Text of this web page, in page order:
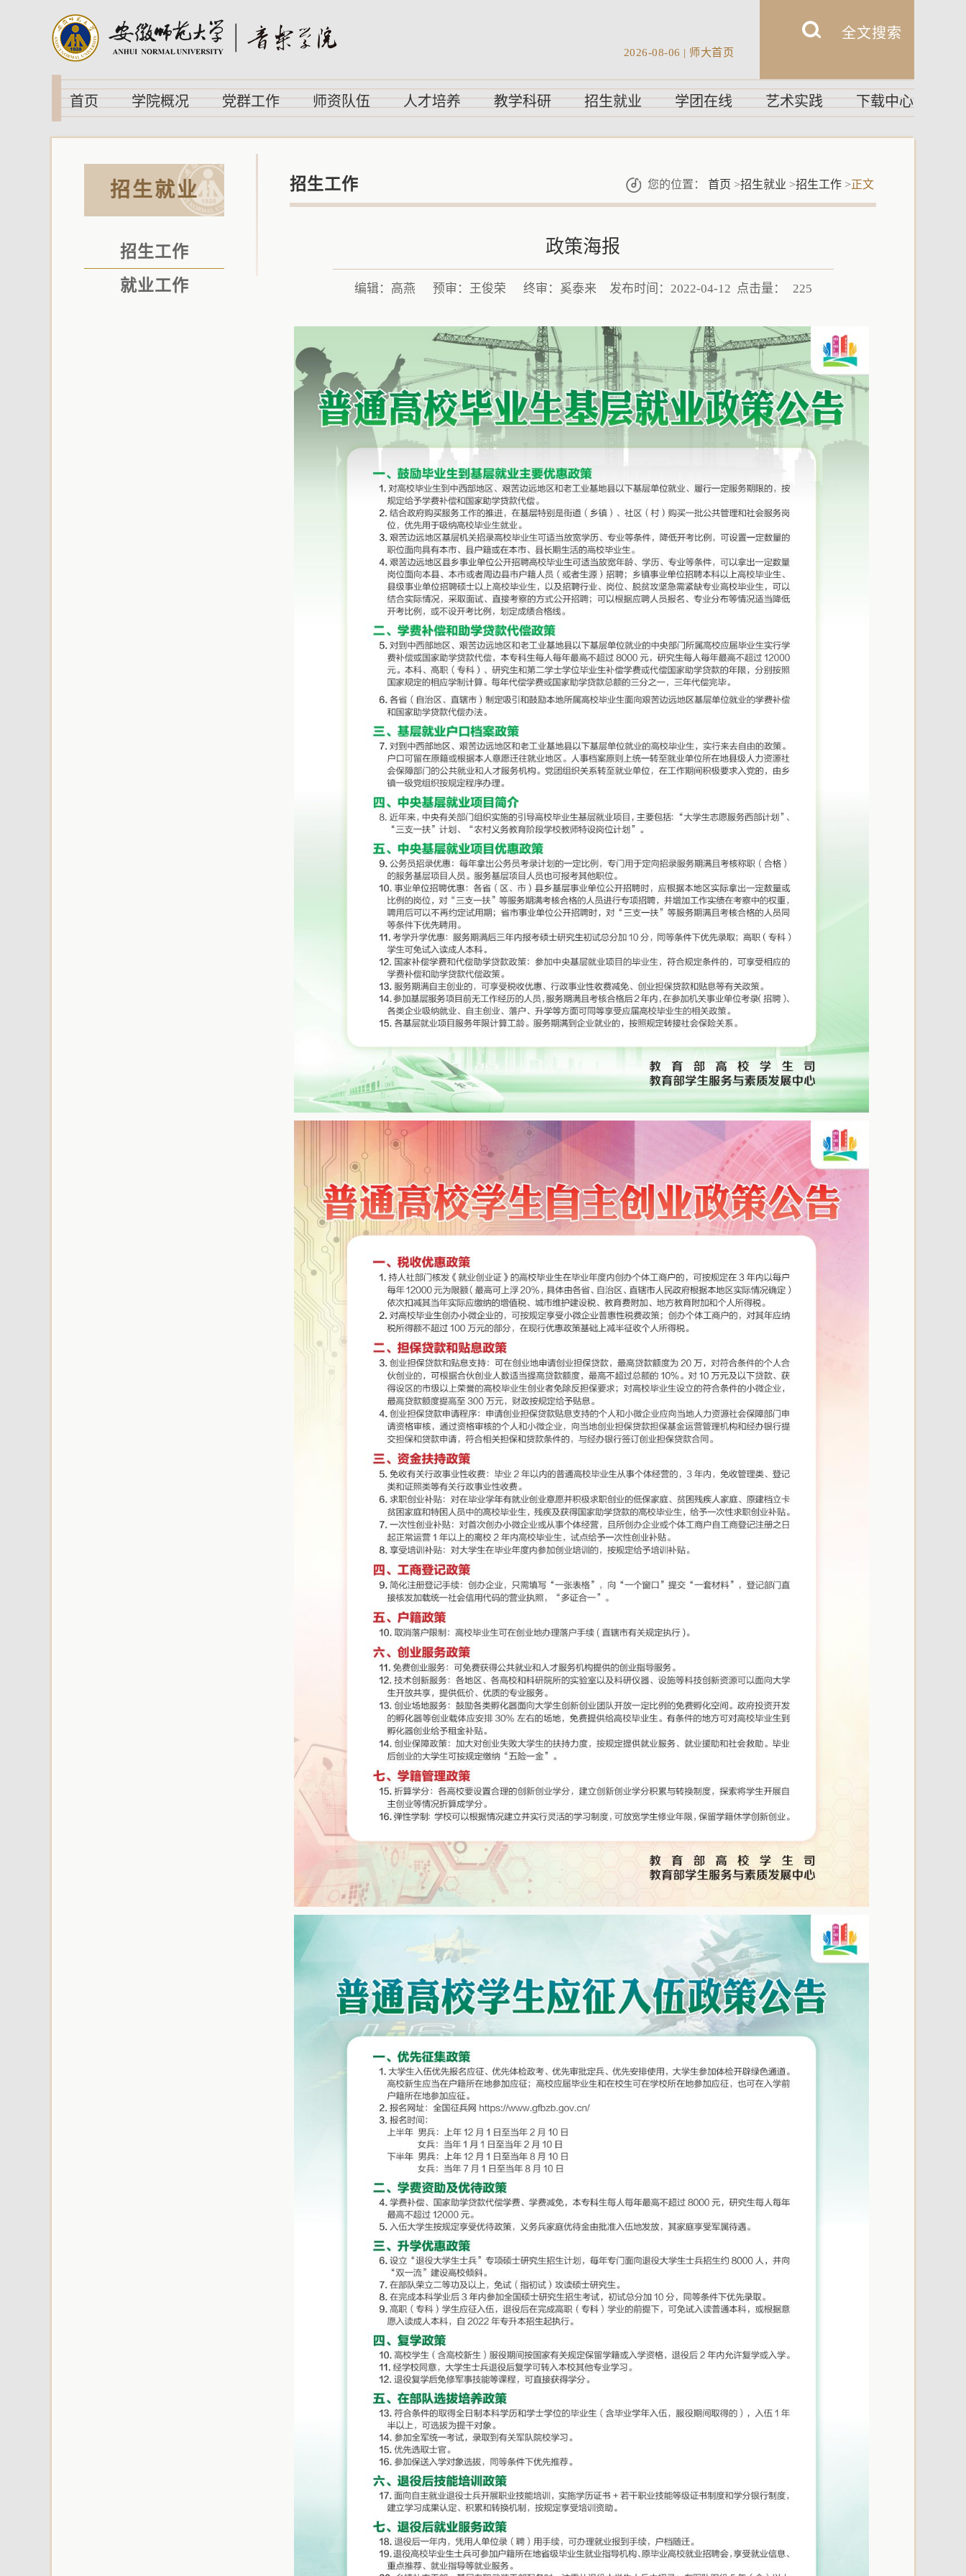
2026-08-06 | 师大首页
首页 学院概况 党群工作 师资队伍 人才培养 教学科研 招生就业 学团在线 艺术实践 下载中心
招生就业
招生工作
就业工作
招生工作 您的位置： 首页 >招生就业 >招生工作 >正文
政策海报
编辑：高燕 预审：王俊荣 终审：奚泰来 发布时间：2022-04-12 点击量： 225